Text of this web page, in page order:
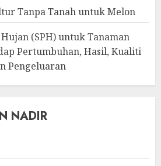
Tanpa Tanah untuk Melon
(SPH) untuk Tanaman
Pertumbuhan, Hasil, Kualiti
Pengeluaran
NADIR